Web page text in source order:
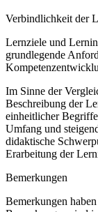
Verbindlichkeit der
Lernziele und
grundlegende
Im Sinne der
Beschreibung der
einheitlicher
Umfang und
didaktische
Erarbeitung der
Bemerkungen
Bemerkungen